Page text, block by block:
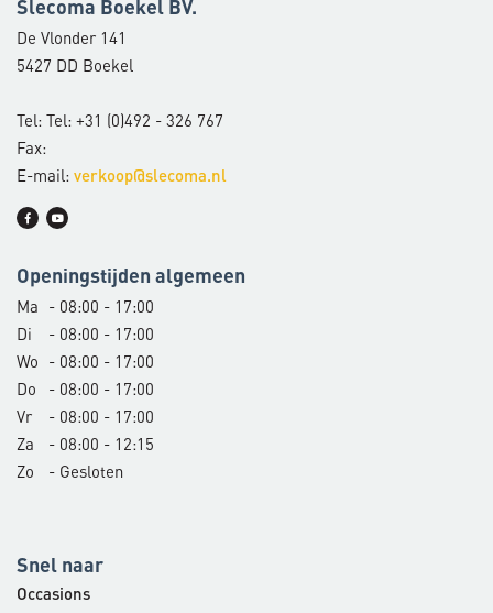
Slecoma Boekel BV.
De Vlonder 141
5427 DD Boekel
Tel: Tel: +31 (0)492 - 326 767
Fax:
E-mail: verkoop@slecoma.nl
Openingstijden algemeen
Ma
- 08:00 - 17:00
Di
- 08:00 - 17:00
Wo
- 08:00 - 17:00
Do
- 08:00 - 17:00
Vr
- 08:00 - 17:00
Za
- 08:00 - 12:15
Zo
- Gesloten
Snel naar
Occasions